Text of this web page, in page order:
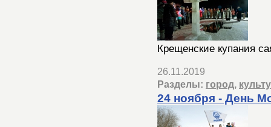
Крещенские купания
26.11.2019
Разделы: город,
24 ноября - День